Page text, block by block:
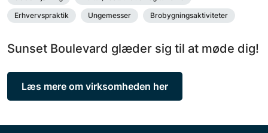
Erhvervspraktik
Ungemesser Brobygningsaktiviteter
Sunset Boulevard glæder sig til at møde dig!
Læs mere om virksomheden her